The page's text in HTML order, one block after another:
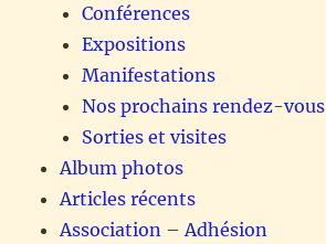
Conférences
Expositions
Manifestations
Nos prochains rendez-vous
Sorties et visites
Album photos
Articles récents
Association – Adhésion